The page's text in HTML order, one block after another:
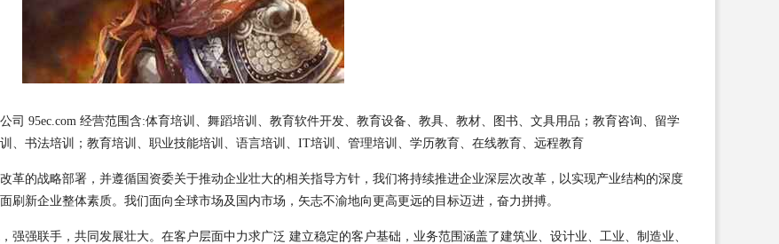
司 95ec.com 经营范围含:体育培训、舞蹈培训、教育软件开发、教育设备、教具、教材、图书、文具用品；教育咨询、留学
、书法培训；教育培训、职业技能培训、语言培训、IT培训、管理培训、学历教育、在线教育、远程教育
革的战略部署，并遵循国资委关于推动企业壮大的相关指导方针，我们将持续推进企业深层次改革，以实现产业结构的深度
新企业整体素质。我们面向全球市场及国内市场，矢志不渝地向更高更远的目标迈进，奋力拼搏。
强强联手，共同发展壮大。在客户层面中力求广泛 建立稳定的客户基础，业务范围涵盖了建筑业、设计业、工业、制造业、